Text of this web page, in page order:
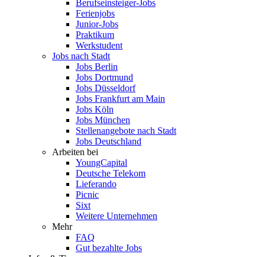
Berufseinsteiger-Jobs
Ferienjobs
Junior-Jobs
Praktikum
Werkstudent
Jobs nach Stadt
Jobs Berlin
Jobs Dortmund
Jobs Düsseldorf
Jobs Frankfurt am Main
Jobs Köln
Jobs München
Stellenangebote nach Stadt
Jobs Deutschland
Arbeiten bei
YoungCapital
Deutsche Telekom
Lieferando
Picnic
Sixt
Weitere Unternehmen
Mehr
FAQ
Gut bezahlte Jobs